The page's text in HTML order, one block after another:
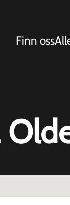
Finn oss